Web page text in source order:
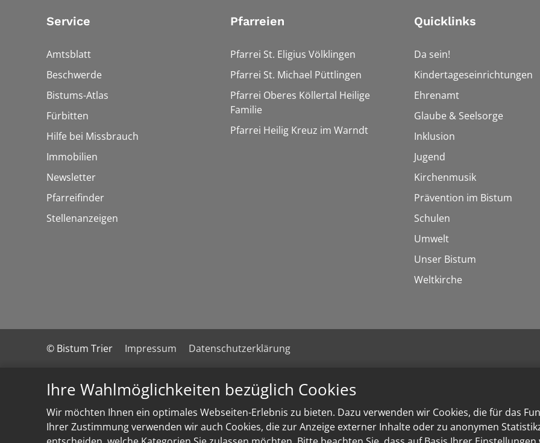
Ihre Wahlmöglichkeiten bezüglich Cookies
Wir möchten Ihnen ein optimales Webseiten-Erlebnis zu bieten. Dazu verwenden wir Cookies, die für das
Ihrer Zustimmung verwenden wir auch Cookies, die zur Anzeige externer Inhalte oder zu anonymen
Service
Amtsblatt
Beschwerde
Bistums-Atlas
Fürbitten
Hilfe bei Missbrauch
Immobilien
Newsletter
Pfarreifinder
Stellenanzeigen
Pfarreien
Pfarrei St. Eligius Völklingen
Pfarrei St. Michael Püttlingen
Pfarrei Oberes Köllertal Heilige
Familie
Pfarrei Heilig Kreuz im Warndt
Quicklinks
Da sein!
Kindertageseinrichtungen
Ehrenamt
Glaube & Seelsorge
Inklusion
Jugend
Kirchenmusik
Prävention im Bistum
Schulen
Umwelt
Unser Bistum
Weltkirche
© Bistum Trier Impressum Datenschutzerklärung